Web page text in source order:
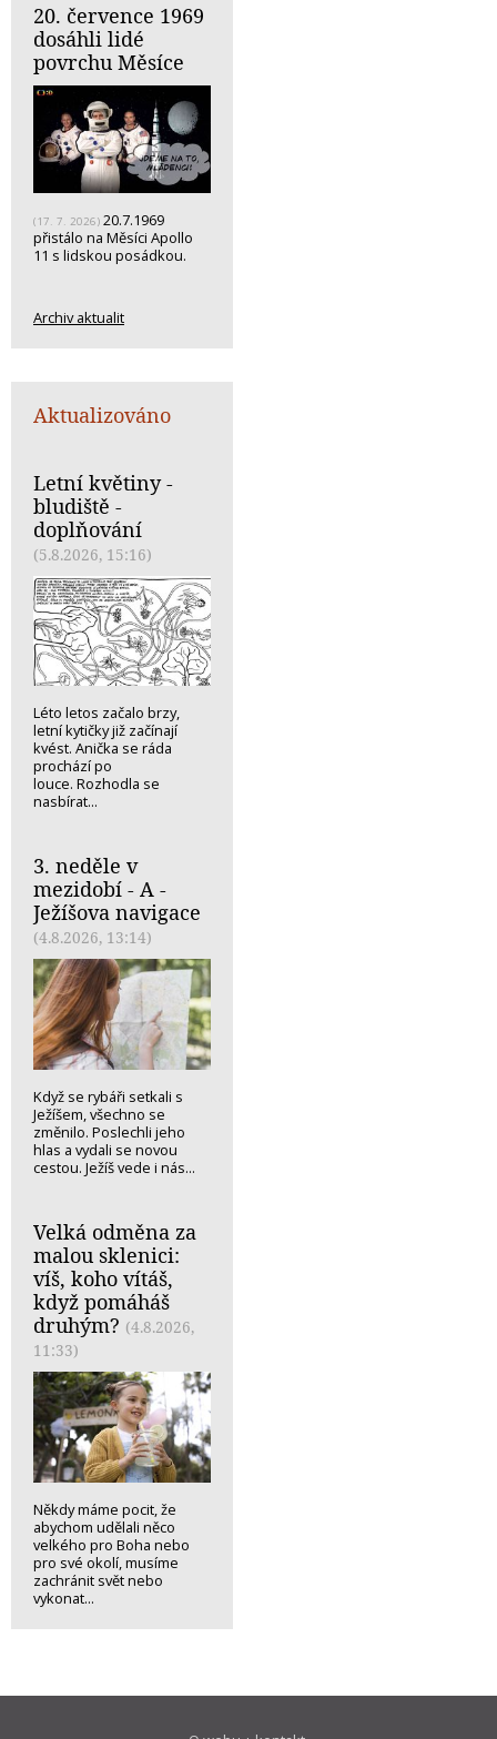
20. července 1969
dosáhli lidé
povrchu Měsíce
(17. 7. 2026) 20.7.1969
přistálo na Měsíci Apollo
11 s lidskou posádkou.
Archiv aktualit
Aktualizováno
Letní květiny -
bludiště -
doplňování
(5.8.2026, 15:16)
Léto letos začalo brzy,
letní kytičky již začínají
kvést. Anička se ráda
prochází po
louce. Rozhodla se
nasbírat...
3. neděle v
mezidobí - A -
Ježíšova navigace
(4.8.2026, 13:14)
Když se rybáři setkali s
Ježíšem, všechno se
změnilo. Poslechli jeho
hlas a vydali se novou
cestou. Ježíš vede i nás...
Velká odměna za
malou sklenici:
víš, koho vítáš,
když pomáháš
druhým? (4.8.2026,
11:33)
Někdy máme pocit, že
abychom udělali něco
velkého pro Boha nebo
pro své okolí, musíme
zachránit svět nebo
vykonat...